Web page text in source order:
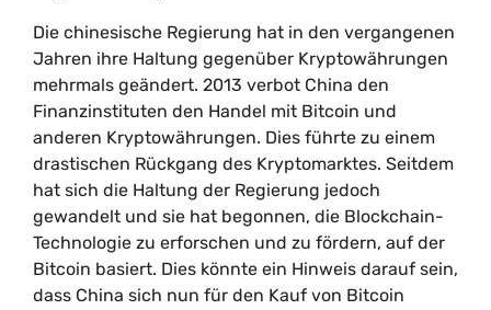
Die chinesische Regierung hat in den vergangenen
Jahren ihre Haltung gegenüber Kryptowährungen
mehrmals geändert. 2013 verbot China den
Finanzinstituten den Handel mit Bitcoin und
anderen Kryptowährungen. Dies führte zu einem
drastischen Rückgang des Kryptomarktes. Seitdem
hat sich die Haltung der Regierung jedoch
gewandelt und sie hat begonnen, die Blockchain-
Technologie zu erforschen und zu fördern, auf der
Bitcoin basiert. Dies könnte ein Hinweis darauf sein,
dass China sich nun für den Kauf von Bitcoin